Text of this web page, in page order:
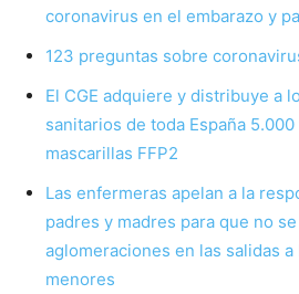
coronavirus en el embarazo y
123 preguntas sobre
El CGE adquiere y distribuye a
sanitarios de toda España
mascarillas FFP2
Las enfermeras apelan a la
padres y madres para que no
aglomeraciones en las salidas a
menores